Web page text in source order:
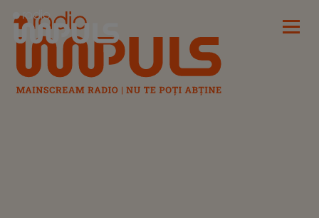
Radio Impuls